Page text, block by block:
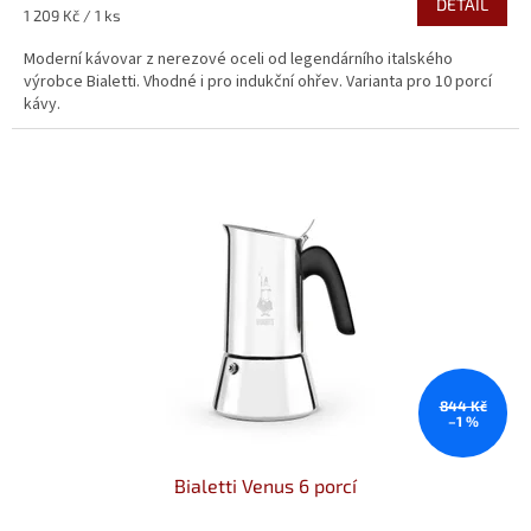
5,0
5
hvězdiček.
Měrná
1 209 Kč / 1 ks
DETAIL
Moderní kávovar z nerezové oceli od legendárního italského
výrobce Bialetti. Vhodné i pro indukční ohřev. Varianta pro 10 porcí
kávy.
844 Kč
–1 %
Bialetti Venus 6 porcí